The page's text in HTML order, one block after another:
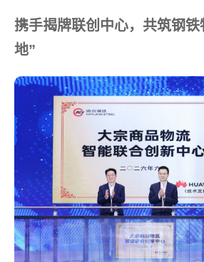
携手揭牌联创中心，共筑钢
地”